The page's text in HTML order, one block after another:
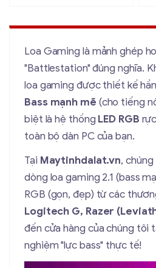
Loa Gaming là mảnh ghép
"Battlestation" đúng nghĩa.
loa gaming được thiết kế
Bass mạnh mẽ (cho tiếng
biệt là hệ thống LED RGB
toàn bộ dàn PC của bạn.
Tại Maytinhdalat.vn,
dòng loa gaming 2.1 (bass
RGB (gọn, đẹp) từ các
Logitech G, Razer
đến cửa hàng của chúng tôi
nghiệm "lực bass" thực tế!